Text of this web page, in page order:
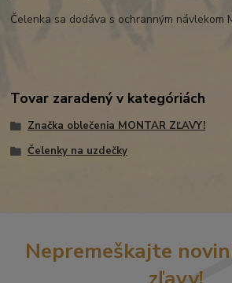
Čelenka sa dodáva s ochranným návlekom
Tovar zaradený v kategóriách
Značka oblečenia MONTAR ZĽAVY!
Čelenky na uzdečky
Nepremeškajte